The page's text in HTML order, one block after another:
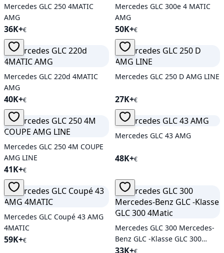
Mercedes GLC 250 4MATIC
AMG
36K+€
Mercedes GLC 300e 4 MATIC
AMG
50K+€
Mercedes GLC 220d 4MATIC
AMG
40K+€
Mercedes GLC 250 D AMG LINE
27K+€
Mercedes GLC 250 4M COUPE
AMG LINE
41K+€
Mercedes GLC 43 AMG
48K+€
Mercedes GLC Coupé 43 AMG
4MATIC
59K+€
Mercedes GLC 300 Mercedes-
Benz GLC -Klasse GLC 300
4Matic
33K+€